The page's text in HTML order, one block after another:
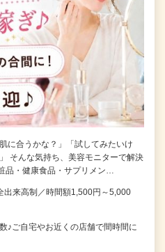
に合うかな？」「試してみたいけ
そんな気持ち、美容モニターで解決
品・健康食品・サプリメン…
出来高制／時間額1,500円～5,000
ご自宅やお近くの店舗で間時間に